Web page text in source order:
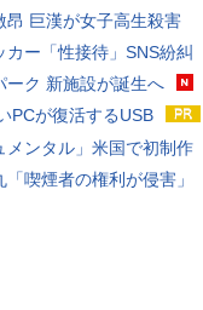
昂 巨漢が女子高生殺害
カー「性接待」SNS紛糾
ーク 新施設が誕生へ
PCが復活するUSB
メンタル」米国で初制作
「喫煙者の権利が侵害」